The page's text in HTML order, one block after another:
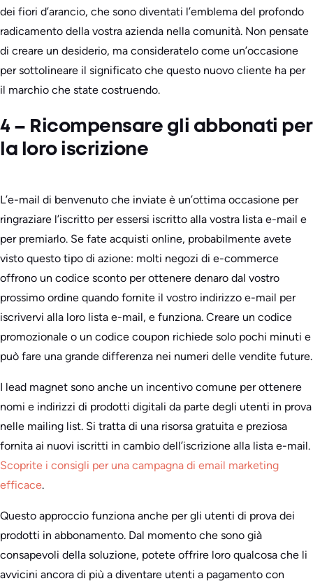
dei fiori d’arancio, che sono diventati l’emblema del profondo
radicamento della vostra azienda nella comunità. Non pensate
di creare un desiderio, ma consideratelo come un’occasione
per sottolineare il significato che questo nuovo cliente ha per
il marchio che state costruendo.
4 – Ricompensare gli abbonati per
la loro iscrizione
L’e-mail di benvenuto che inviate è un’ottima occasione per
ringraziare l’iscritto per essersi iscritto alla vostra lista e-mail e
per premiarlo. Se fate acquisti online, probabilmente avete
visto questo tipo di azione: molti negozi di e-commerce
offrono un codice sconto per ottenere denaro dal vostro
prossimo ordine quando fornite il vostro indirizzo e-mail per
iscrivervi alla loro lista e-mail, e funziona. Creare un codice
promozionale o un codice coupon richiede solo pochi minuti e
può fare una grande differenza nei numeri delle vendite future.
I lead magnet sono anche un incentivo comune per ottenere
nomi e indirizzi di prodotti digitali da parte degli utenti in prova
nelle mailing list. Si tratta di una risorsa gratuita e preziosa
fornita ai nuovi iscritti in cambio dell’iscrizione alla lista e-mail.
Scoprite i consigli per una campagna di email marketing
efficace.
Questo approccio funziona anche per gli utenti di prova dei
prodotti in abbonamento. Dal momento che sono già
consapevoli della soluzione, potete offrire loro qualcosa che li
avvicini ancora di più a diventare utenti a pagamento con